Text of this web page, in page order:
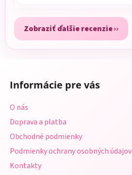
Zobraziť ďalšie recenzie
Informácie pre vás
O nás
Doprava a platba
Obchodné podmienky
Podmienky ochrany osobných údajov
Kontakty